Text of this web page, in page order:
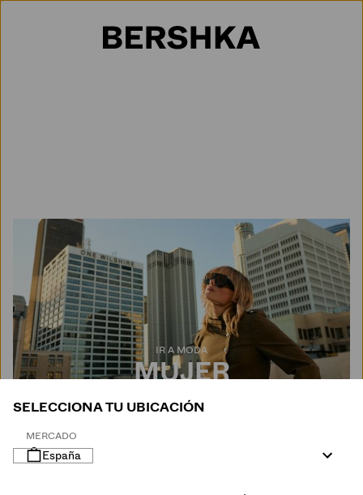
Selección de país
IR A MODA
MUJER
SELECCIONA TU UBICACIÓN
MERCADO
España